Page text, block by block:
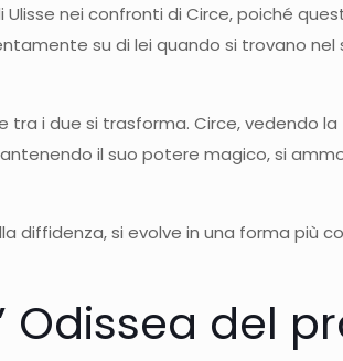
nei confronti di Circe, poiché
su di lei quando si trovano
i due si trasforma. Circe, vedendo
il suo potere magico, si
diffidenza, si evolve in una forma più
Odissea del